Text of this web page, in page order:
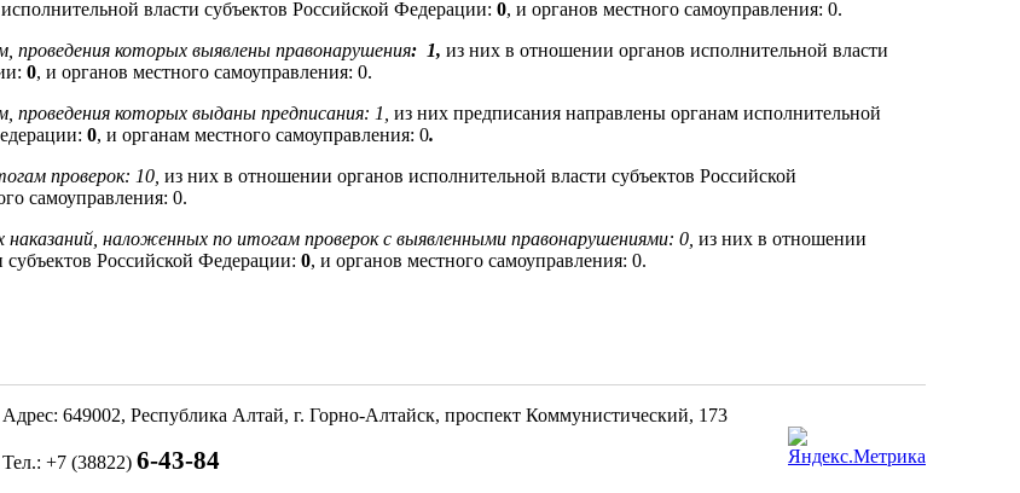
власти субъектов Российской Федерации: 0, и органов местного самоуправления: 0.
проведения которых выявлены правонарушения: 1, из них в отношении органов исполнительной власти
0, и органов местного самоуправления: 0.
проведения которых выданы предписания: 1, из них предписания направлены органам исполнительной
0, и органам местного самоуправления: 0.
проверок: 10, из них в отношении органов исполнительной власти субъектов Российской
самоуправления: 0.
наложенных по итогам проверок с выявленными правонарушениями: 0, из них в отношении
Российской Федерации: 0, и органов местного самоуправления: 0.
Адрес: 649002, Республика Алтай, г. Горно-Алтайск, проспект Коммунистический, 173
Тел.: +7 (38822) 6-43-84